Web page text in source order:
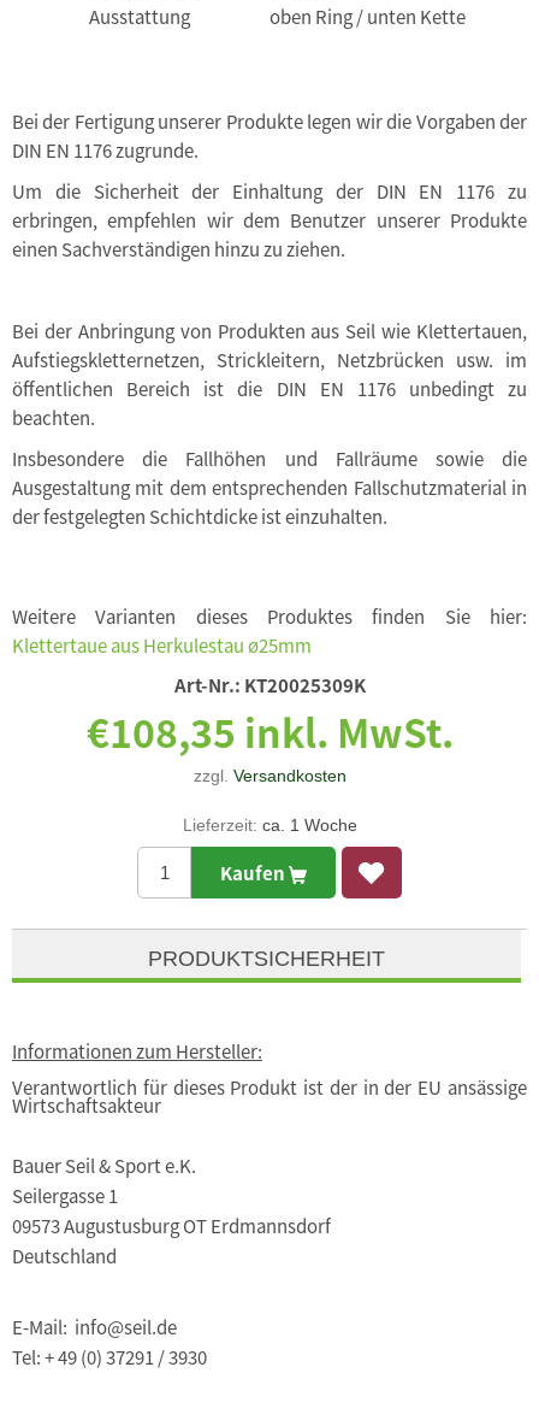
Ausstattung
oben Ring / unten Kette
Bei der Fertigung unserer Produkte legen wir die Vorgaben der
DIN EN 1176 zugrunde.
Um die Sicherheit der Einhaltung der DIN EN 1176 zu
erbringen, empfehlen wir dem Benutzer unserer Produkte
einen Sachverständigen hinzu zu ziehen.
Bei der Anbringung von Produkten aus Seil wie Klettertauen,
Aufstiegskletternetzen, Strickleitern, Netzbrücken usw. im
öffentlichen Bereich ist die DIN EN 1176 unbedingt zu
beachten.
Insbesondere die Fallhöhen und Fallräume sowie die
Ausgestaltung mit dem entsprechenden Fallschutzmaterial in
der festgelegten Schichtdicke ist einzuhalten.
Weitere Varianten dieses Produktes finden Sie hier:
Klettertaue aus Herkulestau ø25mm
Art-Nr.: KT20025309K
€108,35 inkl. MwSt.
zzgl. Versandkosten
Lieferzeit: ca. 1 Woche
Kaufen
PRODUKTSICHERHEIT
Informationen zum Hersteller:
Verantwortlich für dieses Produkt ist der in der EU ansässige
Wirtschaftsakteur
Bauer Seil & Sport e.K.
Seilergasse 1
09573 Augustusburg OT Erdmannsdorf
Deutschland
E-Mail: info@seil.de
Tel: + 49 (0) 37291 / 3930